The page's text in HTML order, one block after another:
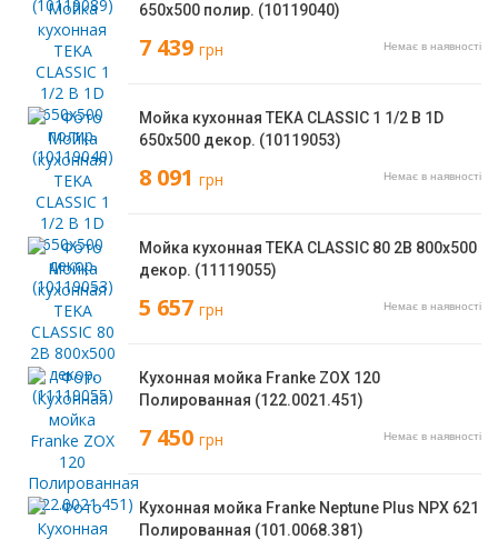
650х500 полир. (10119040)
7 439 грн Немає в наявності
Мойка кухонная TEKA CLASSIC 1 1/2 B 1D
650х500 декор. (10119053)
8 091 грн Немає в наявності
Мойка кухонная TEKA CLASSIC 80 2B 800х500
декор. (11119055)
5 657 грн Немає в наявності
Кухонная мойка Franke ZOX 120
Полированная (122.0021.451)
7 450 грн Немає в наявності
Кухонная мойка Franke Neptune Plus NPX 621
Полированная (101.0068.381)